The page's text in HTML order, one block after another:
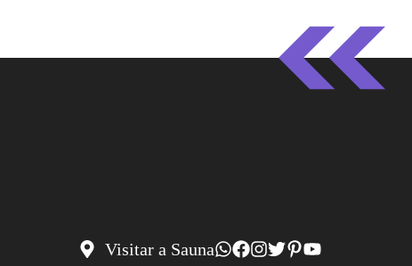
Visitar a Sauna